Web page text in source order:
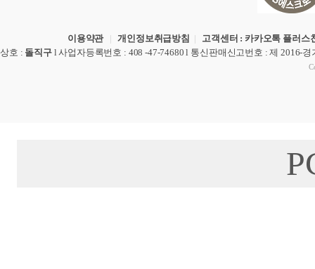
이용약관 |개인정보취급방침 | 고객센터 : 카카오톡 플러스
상호 : 돌직구 l사업자등록번호 : 408 -47-74680 l 통신판매신고번호 : 제 2016-